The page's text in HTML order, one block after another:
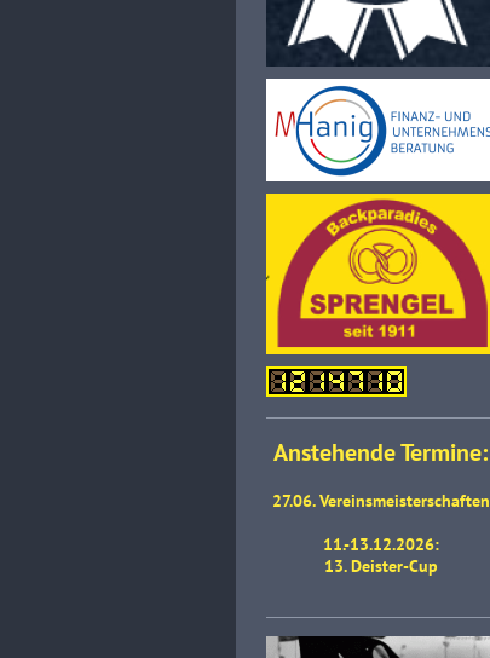
Anstehende Termine:
27.06. Vereinsmeisterschaften
11.-13.12.2026:
13. Deister-Cup